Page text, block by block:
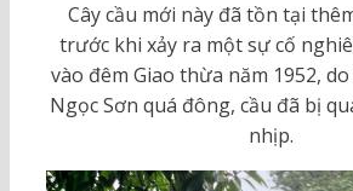
Cây cầu mới này đã tồn tại
trước khi xảy ra một sự cố
vào đêm Giao thừa năm 1952,
Ngọc Sơn quá đông, cầu đã bị
nhịp.